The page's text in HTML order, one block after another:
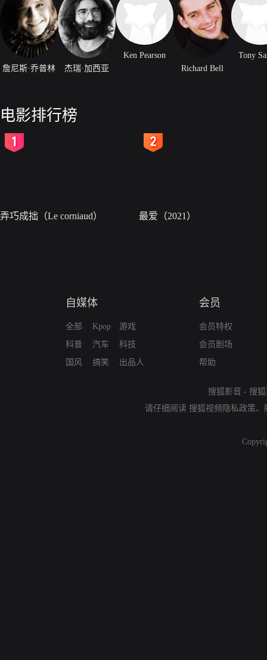
詹尼斯·乔普林 杰瑞·加西亚
Ken Pearson
Richard Bell
Tony
电影排行榜
弄巧成拙（Le corniaud） 最爱（2021）
自媒体
全部
科普
国风
Kpop
汽车
搞笑
游戏
科技
出品人
会员
会员特权
会员剧场
帮助
搜狐影音 - 搜
请仔细阅读 搜狐视频隐私政策、